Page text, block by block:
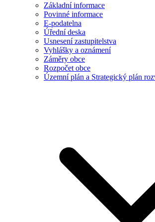
Základní informace
Povinné informace
E-podatelna
Úřední deska
Usnesení zastupitelstva
Vyhlášky a oznámení
Záměry obce
Rozpočet obce
Územní plán a Strategický plán